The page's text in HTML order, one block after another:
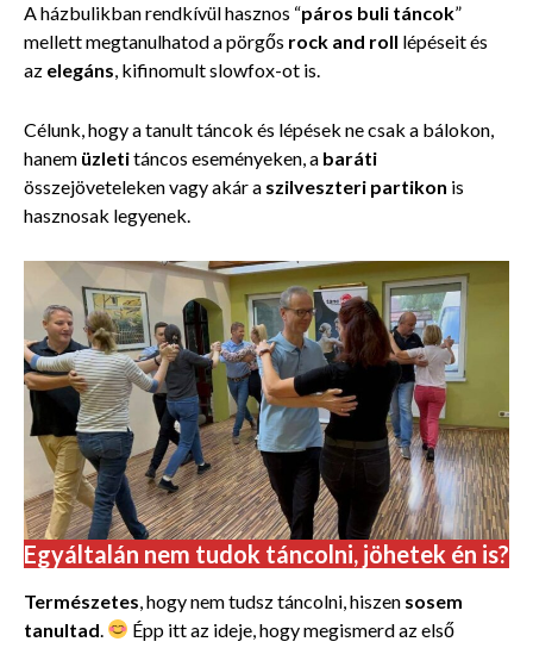
A házbulikban rendkívül hasznos “páros buli táncok”
mellett megtanulhatod a pörgős rock and roll lépéseit és
az elegáns, kifinomult slowfox-ot is.
Célunk, hogy a tanult táncok és lépések ne csak a bálokon,
hanem üzletitáncos eseményeken, a baráti
összejöveteleken vagy akár a szilveszteri partikon is
hasznosak legyenek.
Egyáltalán nem tudok táncolni, jöhetek én is?
Természetes , hogy nem tudsz táncolni, hiszen sosem
tanultad
Épp itt az ideje, hogy megismerd az első